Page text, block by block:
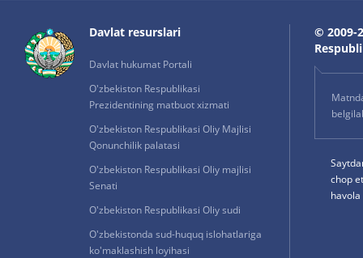
Davlat resurslari
Davlat hukumat Portali
O'zbekiston Respublikasi
Prezidentining matbuot xizmati
O'zbekiston Respublikasi Oliy Majlisi
Qonunchilik palatasi
O'zbekiston Respublikasi Oliy majlisi
Senati
O'zbekiston Respublikasi Oliy sudi
O'zbekistonda sud-huquq islohatlariga
ko'maklashish loyihasi
© 2009-
chop